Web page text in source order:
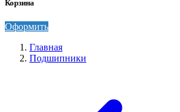
Корзина
Оформить
Главная
Подшипники